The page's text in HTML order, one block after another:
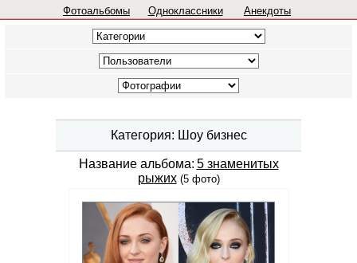
Фотоальбомы Одноклассники Анекдоты
Категория: Шоу бизнес
Название альбома: 5 знаменитых
рыжиx(5 фото)